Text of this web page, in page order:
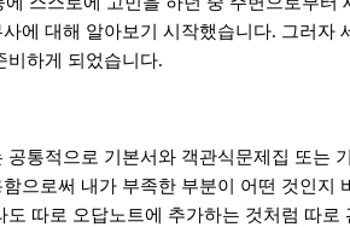
에 대해 알아보기 시작했습니다. 그러자
비하게 되었습니다.
공통적으로 기본서와 객관식문제집 또는
으로써 내가 부족한 부분이 어떤 것인지
도 따로 오답노트에 추가하는 것처럼 따로